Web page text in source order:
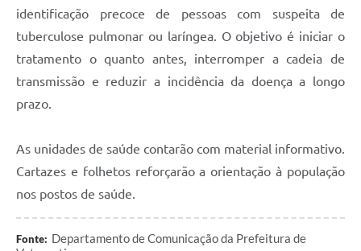
identificação precoce de pessoas com suspeita de
tuberculose pulmonar ou laríngea. O objetivo é iniciar o
tratamento o quanto antes, interromper a cadeia de
transmissão e reduzir a incidência da doença a longo
prazo.
As unidades de saúde contarão com material informativo.
Cartazes e folhetos reforçarão a orientação à população
nos postos de saúde.
Fonte: Departamento de Comunicação da Prefeitura de